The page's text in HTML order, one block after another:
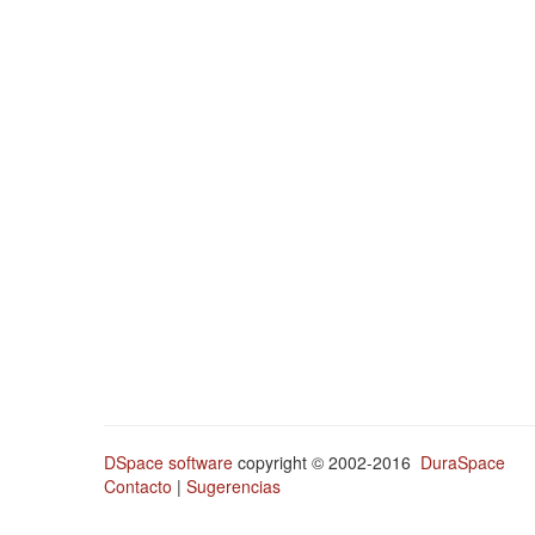
DSpace software copyright © 2002-2016 DuraSpace
Contacto | Sugerencias